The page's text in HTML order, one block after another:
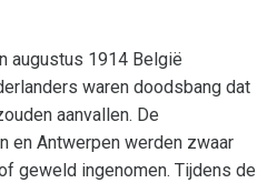
augustus 1914 België
waren doodsbang dat
aanvallen. De
en Antwerpen werden zwaar
geweld ingenomen. Tijdens de